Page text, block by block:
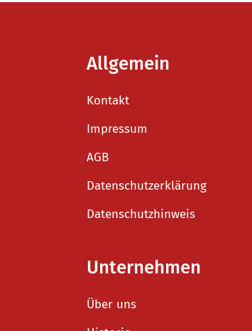
Allgemein
Kontakt
Impressum
AGB
Datenschutzerklärung
Datenschutzhinweis
Unternehmen
Über uns